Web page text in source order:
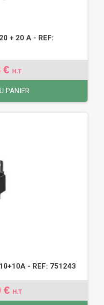
+ 20 A - REF:
€ H.T
PANIER
- REF: 751243
€ H.T